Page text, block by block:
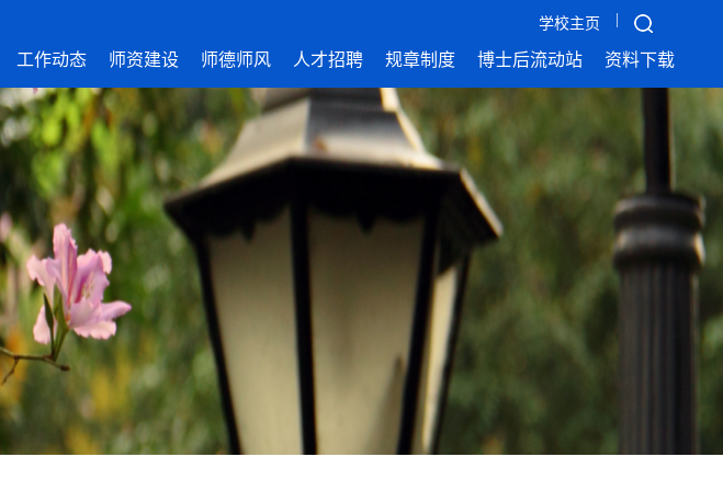
学校主页
工作动态 师资建设 师德师风 人才招聘 规章制度 博士后流动站 资料下载